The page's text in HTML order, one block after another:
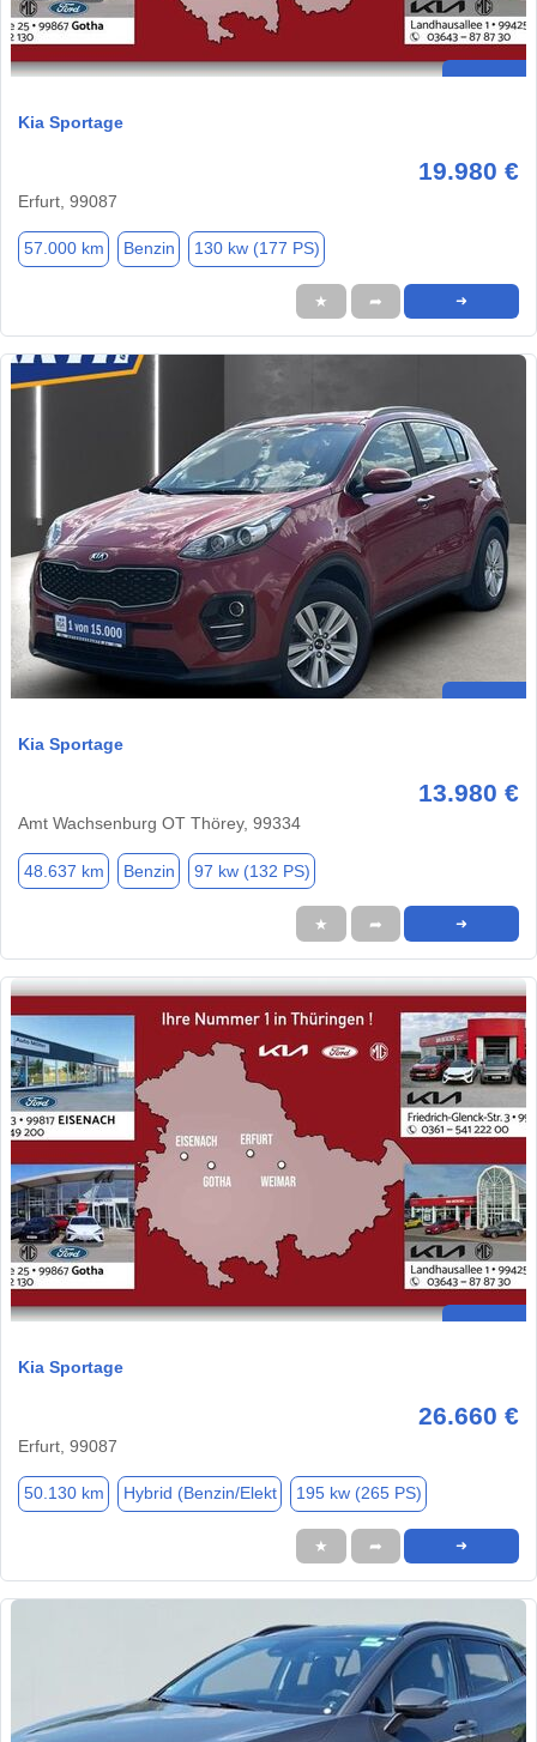
Kia Sportage
19.980 €
Erfurt, 99087
57.000 km Benzin 130 kw (177 PS)
★ ➦ ➜
Kia Sportage
13.980 €
Amt Wachsenburg OT Thörey, 99334
48.637 km Benzin 97 kw (132 PS)
★ ➦ ➜
Kia Sportage
26.660 €
Erfurt, 99087
50.130 km Hybrid (Benzin/Elekt 195 kw (265 PS)
★ ➦ ➜